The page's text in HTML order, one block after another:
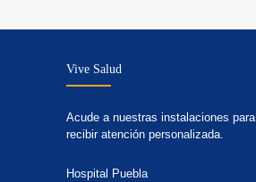
Vive Salud
Acude a nuestras instalaciones para
recibir atención personalizada.
Hospital Puebla